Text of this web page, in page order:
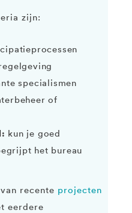
zijn:
specialismen
of
kun je goed
het bureau
recente projecten
eerdere